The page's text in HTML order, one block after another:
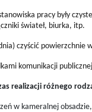
pracy były
świateł, biurka, itp.
czyścić powierzchnie
komunikacji
realizacji różnego
w kameralnej